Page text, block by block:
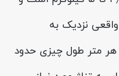
نزدیک به
هر متر طول چیزی حدود